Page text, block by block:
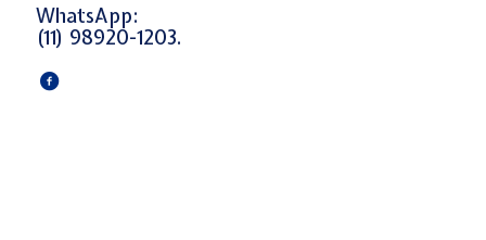
WhatsApp:
(11) 98920-1203.